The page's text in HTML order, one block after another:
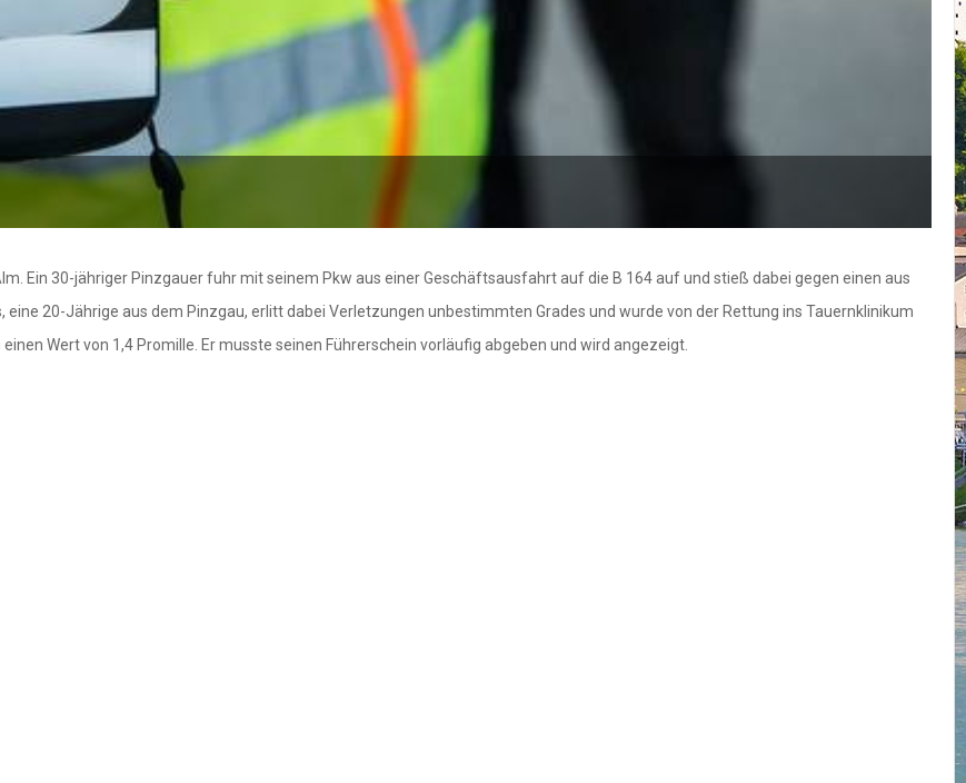
Ein 30-jähriger Pinzgauer fuhr mit seinem Pkw aus einer Geschäftsausfahrt auf die B 164 auf und stieß dabei gegen einen aus
eine 20-Jährige aus dem Pinzgau, erlitt dabei Verletzungen unbestimmten Grades und wurde von der Rettung ins Tauernklinikum
Wert von 1,4 Promille. Er musste seinen Führerschein vorläufig abgeben und wird angezeigt.